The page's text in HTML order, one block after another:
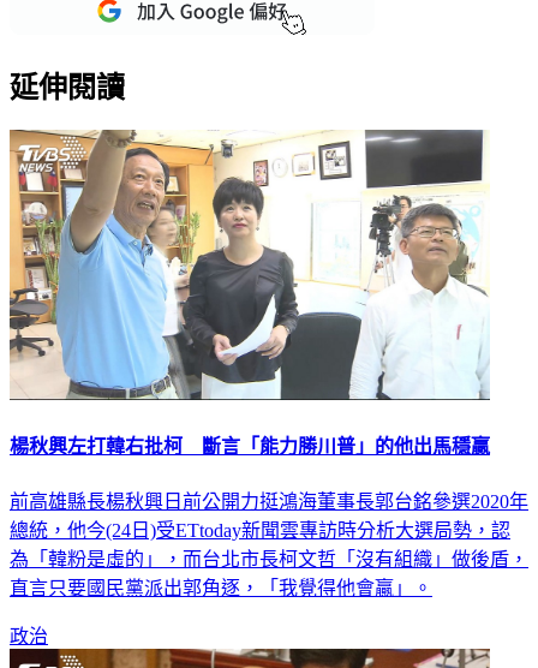
延伸閱讀
楊秋興左打韓右批柯 斷言「能力勝川普」的他出馬穩贏
前高雄縣長楊秋興日前公開力挺鴻海董事長郭台銘參選2020年
總統，他今(24日)受ETtoday新聞雲專訪時分析大選局勢，認
為「韓粉是虛的」，而台北市長柯文哲「沒有組織」做後盾，
直言只要國民黨派出郭角逐，「我覺得他會贏」。
政治